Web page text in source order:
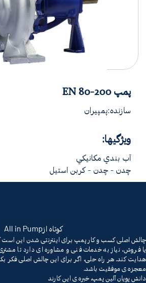
پمپ EN 80-200
سازنده:پمپیران
ویژگیها:
آب بندي مکانيکي
چدن - چدن - کربن استیل
کوتاه ازAll in Pump
چالش اصلی کسب و کار پمپ برای اینترنتی شدن این
یا فروش، نیاز به خدمات فنی و مشاوره ای دارد تا
هدایت کند. هر راه حلی، اگر برای این چالش اصلی فکر
معجزه ی موفقیت باشد.
دانش پویان آلین پمپ، خبره ی این کارند